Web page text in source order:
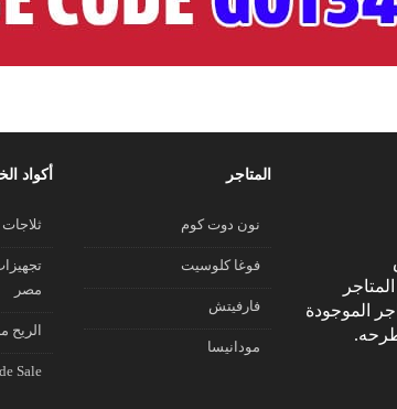
الموجودة
المتاجر
نون دوت كوم
فوغا كلوسيت
فارفيتش
مودانيسا
أكواد
مصر
الريح
Sale